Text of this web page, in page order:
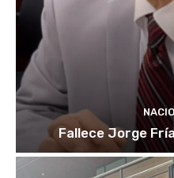
Fallece Jorge